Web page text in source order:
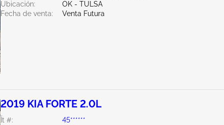
Ubicación:
OK - TULSA
Fecha de venta:
Venta Futura
2019 KIA FORTE 2.0L
Ít #:
45******